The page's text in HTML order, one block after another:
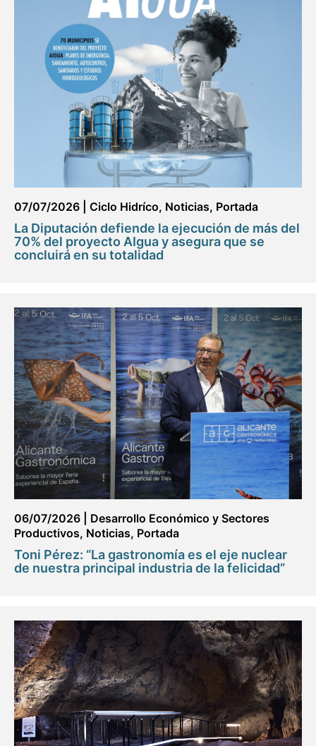
07/07/2026 Ciclo Hidríco, Noticias, Portada
La Diputación defiende la ejecución de más del
70% del proyecto AIgua y asegura que se
concluirá en su totalidad
06/07/2026
Desarrollo Económico y Sectores
Productivos, Noticias, Portada
Toni Pérez: “La gastronomía es el eje nuclear
de nuestra principal industria de la felicidad”